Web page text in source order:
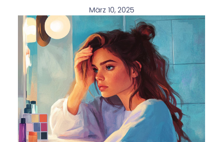
März 10, 2025